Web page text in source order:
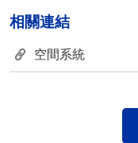
相關連結
空間系統